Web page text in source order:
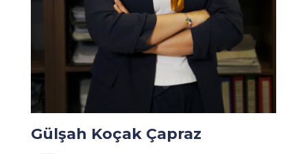
Gülşah Koçak Çapraz